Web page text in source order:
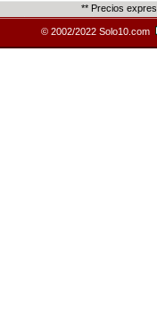
** Precios
© 2002/2022 Solo10.com